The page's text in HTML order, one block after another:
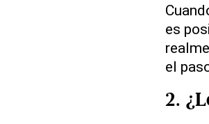
es
el
2.